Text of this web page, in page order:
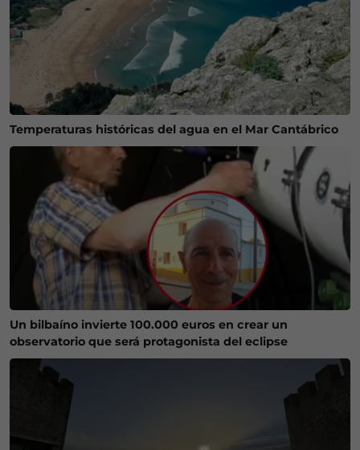
Temperaturas históricas del agua en el Mar Cantábrico
Un bilbaíno invierte 100.000 euros en crear un
observatorio que será protagonista del eclipse